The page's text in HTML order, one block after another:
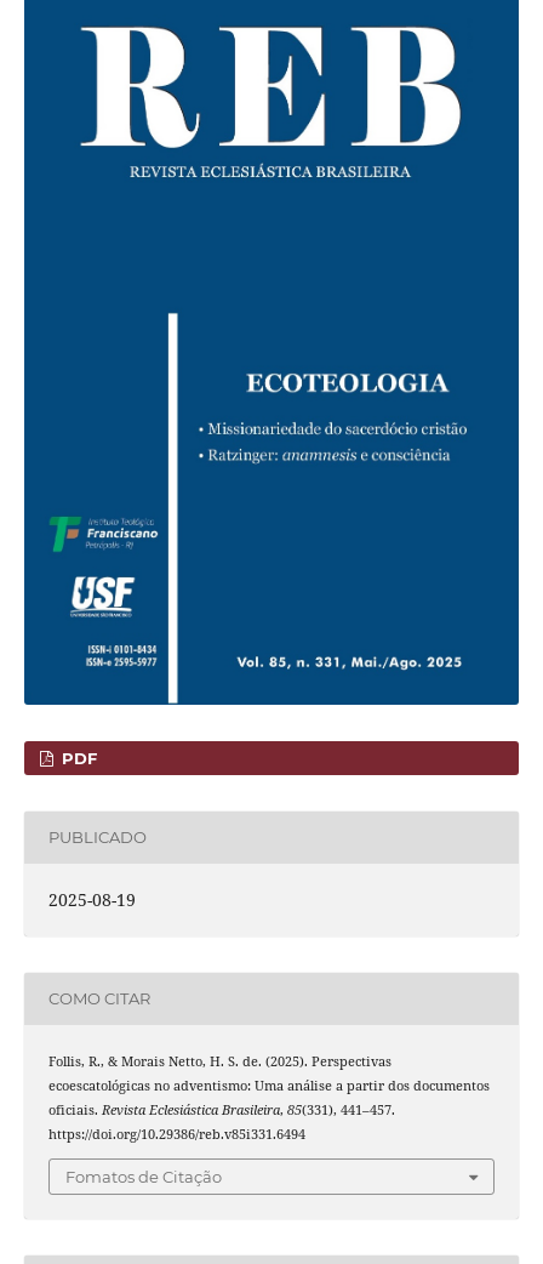
PDF
PUBLICADO
2025-08-19
COMO CITAR
Follis, R., & Morais Netto, H. S. de. (2025). Perspectivas
ecoescatológicas no adventismo: Uma análise a partir dos documentos
oficiais. Revista Eclesiástica Brasileira, 85(331), 441–457.
https://doi.org/10.29386/reb.v85i331.6494
Fomatos de Citação